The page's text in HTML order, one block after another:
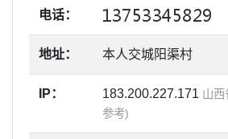
电话：
地址： 本人交城阳渠村
IP： 183.200.227.171 山西
参考)